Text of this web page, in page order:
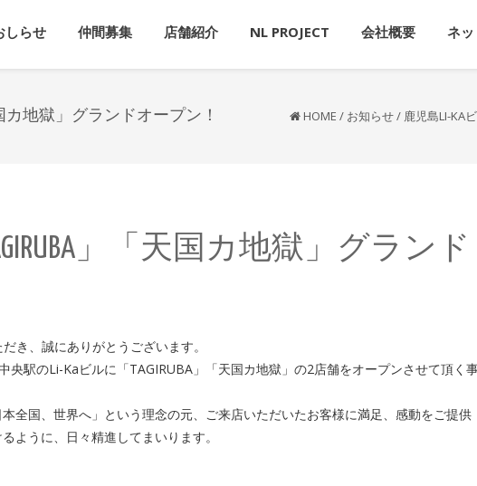
しらせ 仲間募集 店舗紹介 NL PROJECT 会社概要 ネ
地獄」グランドオープン！ HOME / お知らせ/ 鹿児島LI-KA
」「天国カ地獄」グランド
き、誠にありがとうございます。
央駅のLi-Kaビルに「TAGIRUBA」「天国カ地獄」の2店舗をオープンさせて頂く
全国、世界へ」という理念の元、ご来店いただいたお客様に満足、感動をご提供
ように、日々精進してまいります。